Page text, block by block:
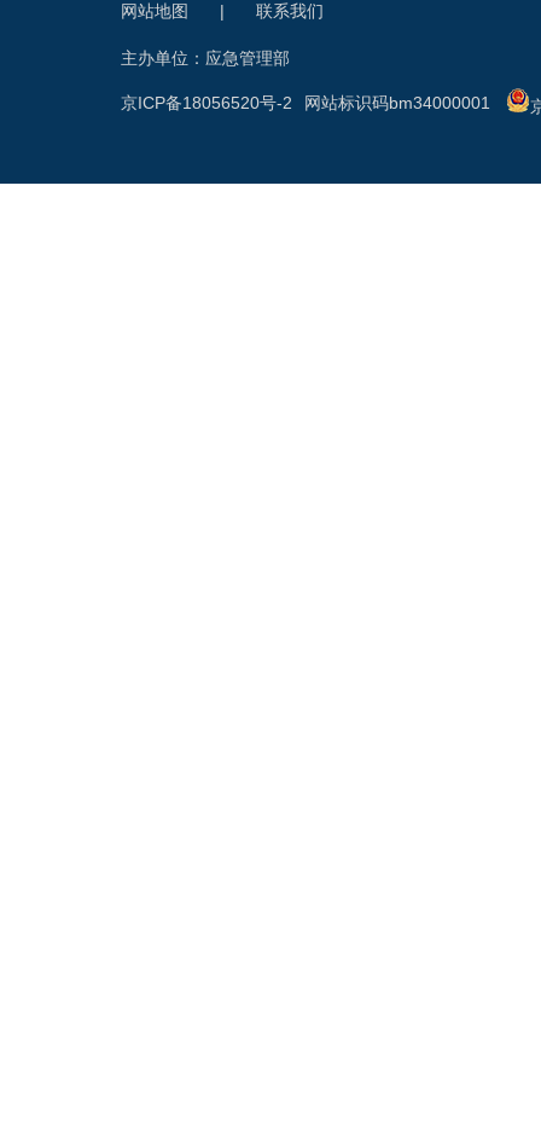
网站地图 | 联系我们
主办单位：应急管理部
网站标识码bm34000001
京ICP备18056520号-2